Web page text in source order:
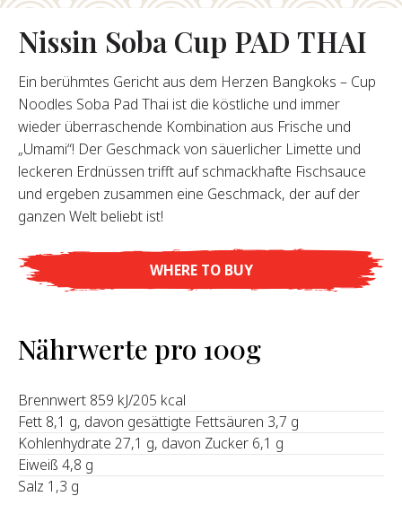
De Nous
Fondateur
Histoire
De L’entreprise
FAQ
Nissin Soba Cup PAD THAI
Ein berühmtes Gericht aus dem Herzen Bangkoks – Cup
Noodles Soba Pad Thai ist die köstliche und immer
wieder überraschende Kombination aus Frische und
„Umami“! Der Geschmack von säuerlicher Limette und
leckeren Erdnüssen trifft auf schmackhafte Fischsauce
und ergeben zusammen eine Geschmack, der auf der
ganzen Welt beliebt ist!
WHERE TO BUY
Nährwerte pro 100g
Brennwert 859 kJ/205 kcal
Fett 8,1 g, davon gesättigte Fettsäuren 3,7 g
Kohlenhydrate 27,1 g, davon Zucker 6,1 g
Eiweiß 4,8 g
Salz 1,3 g